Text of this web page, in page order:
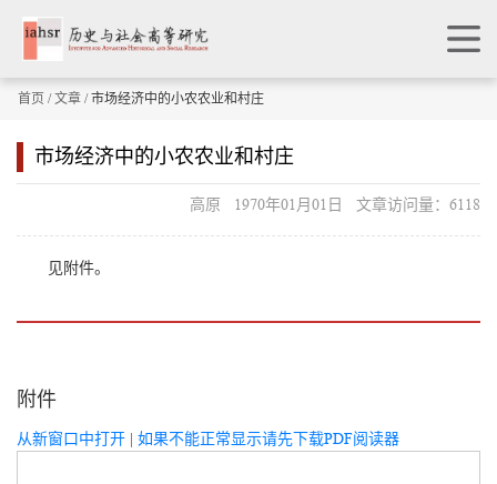
首页 /文章 / 市场经济中的小农农业和村庄
市场经济中的小农农业和村庄
高原 1970年01月01日 文章访问量：6118
见附件。
附件
从新窗口中打开 | 如果不能正常显示请先下载PDF阅读器